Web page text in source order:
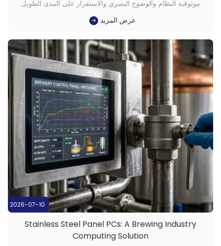
موثوقية النظام والوضوح البصري والاستقرار على المدى الطويل
اختيارية.وهي متطلبات ضرورية للمنصات التي يجب أن تعمل
باستمرار في ظل ظروف صعبةخاصة عندما يكون المراقبة في
المعادلة.جهاز كم...
عرض المزيد
2026-07-10
Stainless Steel Panel PCs: A Brewing Industry
Computing Solution